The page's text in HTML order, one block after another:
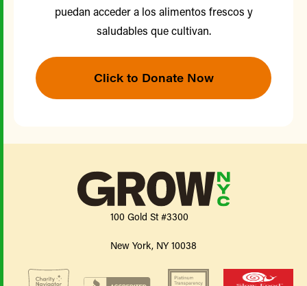
puedan acceder a los alimentos frescos y
saludables que cultivan.
Click to Donate Now
100 Gold St #3300
New York, NY 10038